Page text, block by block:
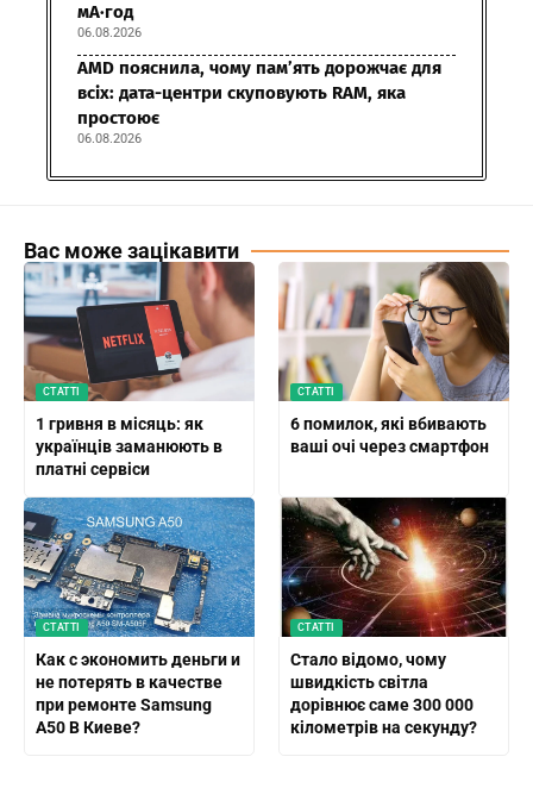
мА·год
06.08.2026
AMD пояснила, чому пам’ять дорожчає для
всіх: дата-центри скуповують RAM, яка
простоює
06.08.2026
Вас може зацікавити
СТАТТІ
1 гривня в місяць: як
українців заманюють в
платні сервіси
СТАТТІ
6 помилок, які вбивають
ваші очі через смартфон
СТАТТІ
Как с экономить деньги и
не потерять в качестве
при ремонте Samsung
A50 В Киеве?
СТАТТІ
Стало відомо, чому
швидкість світла
дорівнює саме 300 000
кілометрів на секунду?